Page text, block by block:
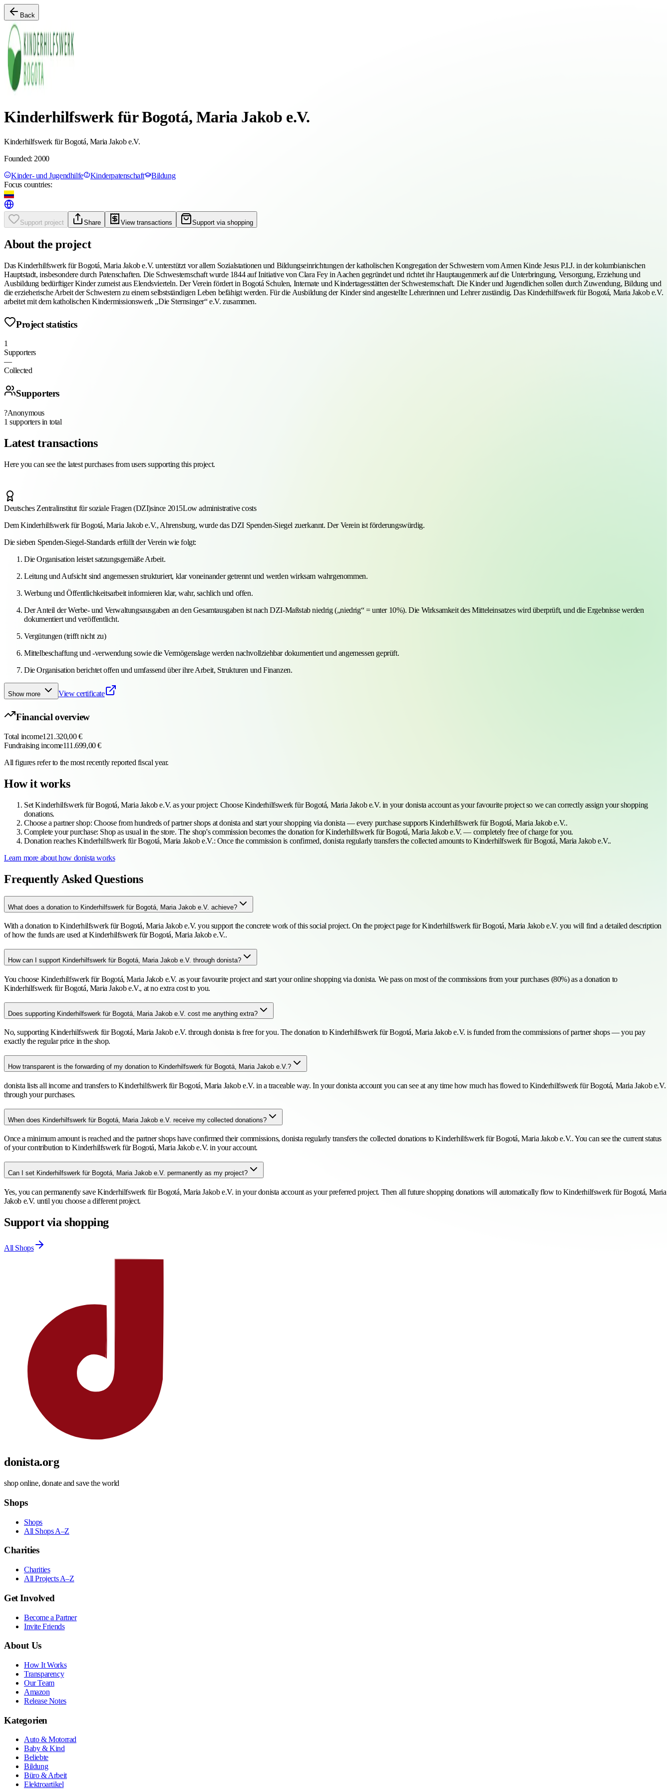
Back
Kinderhilfswerk für Bogotá, Maria Jakob e.V.
Kinderhilfswerk für Bogotá, Maria Jakob e.V.
Founded: 2000
Kinder- und Jugendhilfe
Kinderpatenschaft
Bildung
Focus countries:
Support project Share View transactions Support via shopping
About the project
Das Kinderhilfswerk für Bogotá, Maria Jakob e.V. unterstützt vor allem Sozialstationen und Bildungseinrichtungen der katholischen Kongregation der Schwestern vom Armen Kinde Jesus P.I.J. in der kolumbianischen
Hauptstadt, insbesondere durch Patenschaften. Die Schwesternschaft wurde 1844 auf Initiative von Clara Fey in Aachen gegründet und richtet ihr Hauptaugenmerk auf die Unterbringung, Versorgung, Erziehung und
Ausbildung bedürftiger Kinder zumeist aus Elendsvierteln. Der Verein fördert in Bogotá Schulen, Internate und Kindertagesstätten der Schwesternschaft. Die Kinder und Jugendlichen sollen durch Zuwendung, Bildung und
die erzieherische Arbeit der Schwestern zu einem selbstständigen Leben befähigt werden. Für die Ausbildung der Kinder sind angestellte Lehrerinnen und Lehrer zuständig. Das Kinderhilfswerk für Bogotá, Maria Jakob e.V.
arbeitet mit dem katholischen Kindermissionswerk „Die Sternsinger“ e.V. zusammen.
Project statistics
1
Supporters
—
Collected
Supporters
?Anonymous
1 supporters in total
Latest transactions
Here you can see the latest purchases from users supporting this project.
Deutsches Zentralinstitut für soziale Fragen (DZI)since 2015Low administrative costs
Dem Kinderhilfswerk für Bogotá, Maria Jakob e.V., Ahrensburg, wurde das DZI Spenden-Siegel zuerkannt. Der Verein ist förderungswürdig.
Die sieben Spenden-Siegel-Standards erfüllt der Verein wie folgt:
Die Organisation leistet satzungsgemäße Arbeit.
Leitung und Aufsicht sind angemessen strukturiert, klar voneinander getrennt und werden wirksam wahrgenommen.
Werbung und Öffentlichkeitsarbeit informieren klar, wahr, sachlich und offen.
Der Anteil der Werbe- und Verwaltungsausgaben an den Gesamtausgaben ist nach DZI-Maßstab niedrig („niedrig“ = unter 10%). Die Wirksamkeit des Mitteleinsatzes wird überprüft, und die Ergebnisse werden
dokumentiert und veröffentlicht.
Vergütungen (trifft nicht zu)
Mittelbeschaffung und -verwendung sowie die Vermögenslage werden nachvollziehbar dokumentiert und angemessen geprüft.
Die Organisation berichtet offen und umfassend über ihre Arbeit, Strukturen und Finanzen.
Show more View certificate
Financial overview
Total income121.320,00 €
Fundraising income111.699,00 €
All figures refer to the most recently reported fiscal year.
How it works
Set Kinderhilfswerk für Bogotá, Maria Jakob e.V. as your project: Choose Kinderhilfswerk für Bogotá, Maria Jakob e.V. in your donista account as your favourite project so we can correctly assign your shopping
donations.
Choose a partner shop: Choose from hundreds of partner shops at donista and start your shopping via donista — every purchase supports Kinderhilfswerk für Bogotá, Maria Jakob e.V..
Complete your purchase: Shop as usual in the store. The shop's commission becomes the donation for Kinderhilfswerk für Bogotá, Maria Jakob e.V. — completely free of charge for you.
Donation reaches Kinderhilfswerk für Bogotá, Maria Jakob e.V.: Once the commission is confirmed, donista regularly transfers the collected amounts to Kinderhilfswerk für Bogotá, Maria Jakob e.V..
Learn more about how donista works
Frequently Asked Questions
What does a donation to Kinderhilfswerk für Bogotá, Maria Jakob e.V. achieve?
With a donation to Kinderhilfswerk für Bogotá, Maria Jakob e.V. you support the concrete work of this social project. On the project page for Kinderhilfswerk für Bogotá, Maria Jakob e.V. you will find a detailed description
of how the funds are used at Kinderhilfswerk für Bogotá, Maria Jakob e.V..
How can I support Kinderhilfswerk für Bogotá, Maria Jakob e.V. through donista?
You choose Kinderhilfswerk für Bogotá, Maria Jakob e.V. as your favourite project and start your online shopping via donista. We pass on most of the commissions from your purchases (80%) as a donation to
Kinderhilfswerk für Bogotá, Maria Jakob e.V., at no extra cost to you.
Does supporting Kinderhilfswerk für Bogotá, Maria Jakob e.V. cost me anything extra?
No, supporting Kinderhilfswerk für Bogotá, Maria Jakob e.V. through donista is free for you. The donation to Kinderhilfswerk für Bogotá, Maria Jakob e.V. is funded from the commissions of partner shops — you pay
exactly the regular price in the shop.
How transparent is the forwarding of my donation to Kinderhilfswerk für Bogotá, Maria Jakob e.V.?
donista lists all income and transfers to Kinderhilfswerk für Bogotá, Maria Jakob e.V. in a traceable way. In your donista account you can see at any time how much has flowed to Kinderhilfswerk für Bogotá, Maria Jakob e.V.
through your purchases.
When does Kinderhilfswerk für Bogotá, Maria Jakob e.V. receive my collected donations?
Once a minimum amount is reached and the partner shops have confirmed their commissions, donista regularly transfers the collected donations to Kinderhilfswerk für Bogotá, Maria Jakob e.V.. You can see the current status
of your contribution to Kinderhilfswerk für Bogotá, Maria Jakob e.V. in your account.
Can I set Kinderhilfswerk für Bogotá, Maria Jakob e.V. permanently as my project?
Yes, you can permanently save Kinderhilfswerk für Bogotá, Maria Jakob e.V. in your donista account as your preferred project. Then all future shopping donations will automatically flow to Kinderhilfswerk für Bogotá, Maria
Jakob e.V. until you choose a different project.
Support via shopping
All Shops
donista.org
shop online, donate and save the world
Shops
Shops
All Shops A–Z
Charities
Charities
All Projects A–Z
Get Involved
Become a Partner
Invite Friends
About Us
How It Works
Transparency
Our Team
Amazon
Release Notes
Kategorien
Auto & Motorrad
Baby & Kind
Beliebte
Bildung
Büro & Arbeit
Elektroartikel